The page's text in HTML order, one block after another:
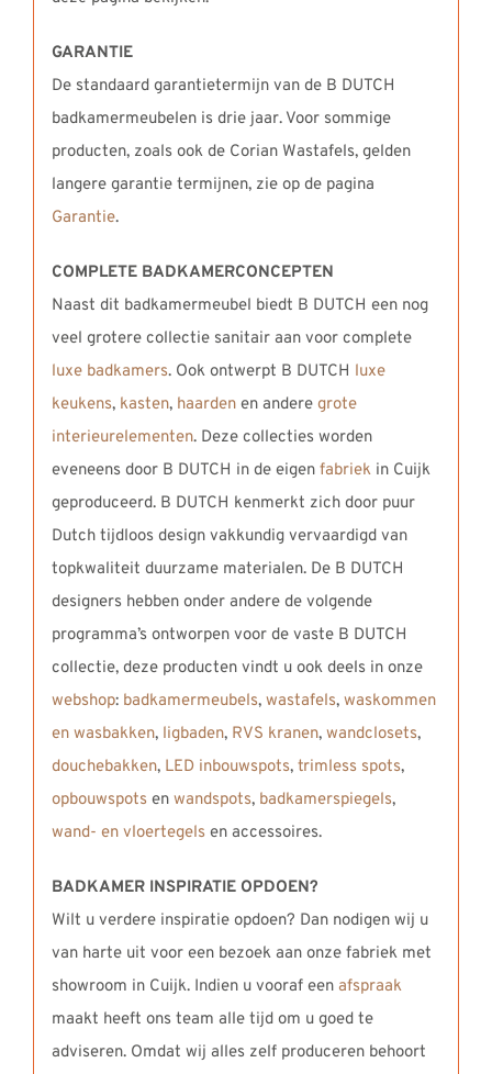
GARANTIE
De standaard garantietermijn van de B DUTCH
badkamermeubelen is drie jaar. Voor sommige
producten, zoals ook de Corian Wastafels, gelden
langere garantie termijnen, zie op de pagina
Garantie.
COMPLETE BADKAMERCONCEPTEN
Naast dit badkamermeubel biedt B DUTCH een nog
veel grotere collectie sanitair aan voor complete
luxe badkamers. Ook ontwerpt B DUTCH luxe
keukens, kasten, haardenen andere grote
interieurelementen. Deze collecties worden
eveneens door B DUTCH in de eigen fabriekin Cuijk
geproduceerd. B DUTCH kenmerkt zich door puur
Dutch tijdloos design vakkundig vervaardigd van
topkwaliteit duurzame materialen. De B DUTCH
designers hebben onder andere de volgende
programma’s ontworpen voor de vaste B DUTCH
collectie, deze producten vindt u ook deels in onze
webshop: badkamermeubels, wastafels, waskommen
en wasbakken, ligbaden, RVS kranen, wandclosets,
douchebakken, LED inbouwspots, trimless spots,
opbouwspots en wandspots, badkamerspiegels,
wand- en vloertegels en accessoires.
BADKAMER INSPIRATIE OPDOEN?
Wilt u verdere inspiratie opdoen? Dan nodigen wij u
van harte uit voor een bezoek aan onze fabriek met
showroom in Cuijk. Indien u vooraf een afspraak
maakt heeft ons team alle tijd om u goed te
adviseren. Omdat wij alles zelf produceren behoort